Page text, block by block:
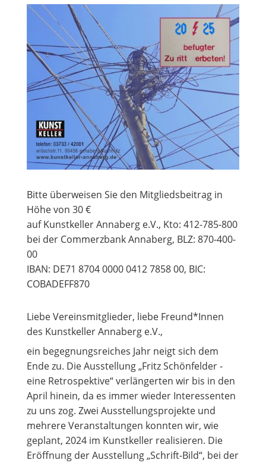
Bitte überweisen Sie den Mitgliedsbeitrag in
Höhe von 30 €
auf Kunstkeller Annaberg e.V., Kto: 412-785-800
bei der Commerzbank Annaberg, BLZ: 870-400-
00
IBAN: DE71 8704 0000 0412 7858 00, BIC:
COBADEFF870
Liebe Vereinsmitglieder, liebe Freund*Innen
des Kunstkeller Annaberg e.V.,
ein begegnungsreiches Jahr neigt sich dem
Ende zu. Die Ausstellung „Fritz Schönfelder -
eine Retrospektive“ verlängerten wir bis in den
April hinein, da es immer wieder Interessenten
zu uns zog. Zwei Ausstellungsprojekte und
mehrere Veranstaltungen konnten wir, wie
geplant, 2024 im Kunstkeller realisieren. Die
Eröffnung der Ausstellung „Schrift-Bild“, bei der